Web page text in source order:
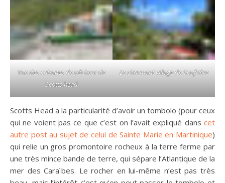
Vue des cabanes de pêcheur de
Scotts head
Le charmant village de Soufrière
Scotts Head a la particularité d’avoir un tombolo (pour ceux
qui ne voient pas ce que c’est on l’avait expliqué dans cet
autre post au sujet de celui de Sainte Marie en Martinique)
qui relie un gros promontoire rocheux à la terre ferme par
une très mince bande de terre, qui sépare l’Atlantique de la
mer des Caraïbes. Le rocher en lui-même n’est pas très